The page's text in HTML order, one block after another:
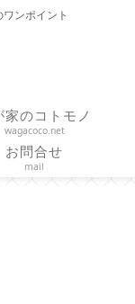
ンポイント
家のコトモノ
wagacoco.net
お問合せ
mail